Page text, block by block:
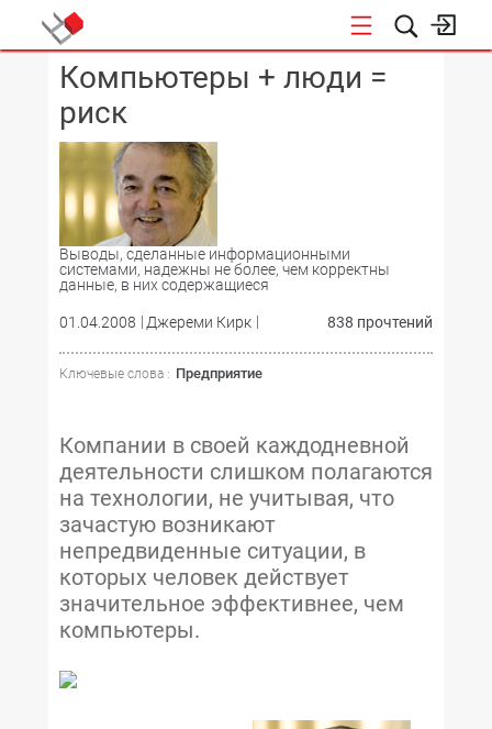
КОНФЕРЕНЦИИ
Компьютеры + люди =
риск
Выводы, сделанные информационными
системами, надежны не более, чем корректны
данные, в них содержащиеся
01.04.2008 Джереми Кирк 838 прочтений
Ключевые слова : Предприятие
Компании в своей каждодневной
деятельности слишком полагаются
на технологии, не учитывая, что
зачастую возникают
непредвиденные ситуации, в
которых человек действует
значительное эффективнее, чем
компьютеры.